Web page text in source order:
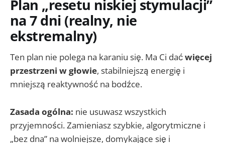
Plan „resetu niskiej stymulacji”
na 7 dni (realny, nie
ekstremalny)
Ten plan nie polega na karaniu się. Ma Ci daćwięcej
przestrzeni w głowie, stabilniejszą energię i
mniejszą reaktywność na bodźce.
Zasada ogólna: nie usuwasz wszystkich
przyjemności. Zamieniasz szybkie, algorytmiczne i
„bez dna” na wolniejsze, domykające się i